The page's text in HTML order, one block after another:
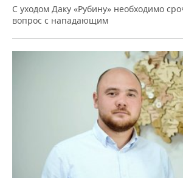
С уходом Даку «Рубину» необходимо
вопрос с нападающим